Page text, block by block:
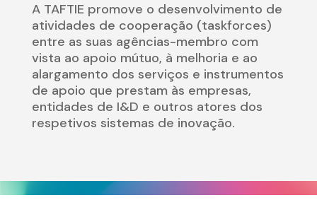
A TAFTIE promove o desenvolvimento de
atividades de cooperação (taskforces)
entre as suas agências-membro com
vista ao apoio mútuo, à melhoria e ao
alargamento dos serviços e instrumentos
de apoio que prestam às empresas,
entidades de I&D e outros atores dos
respetivos sistemas de inovação.